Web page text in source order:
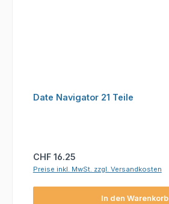
Date Navigator 21 Teile
Regulärer Preis:
CHF 16.25
Preise inkl. MwSt. zzgl. Versandkosten
In den Warenkorb